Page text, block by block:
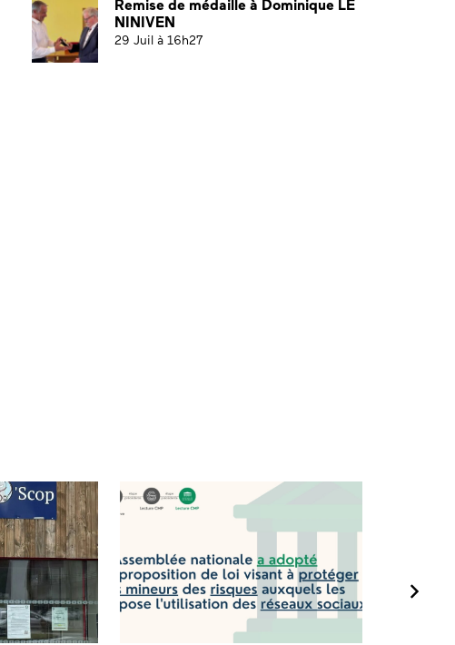
Remise de médaille à Dominique LE
NINIVEN
29 Juil à 16h27